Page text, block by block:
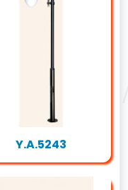
Y.A.5243